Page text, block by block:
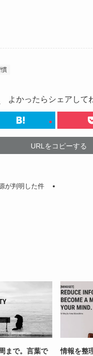
よかったらシェアして
URLをコピーする
が判明した件
まで。言葉で
情報を整